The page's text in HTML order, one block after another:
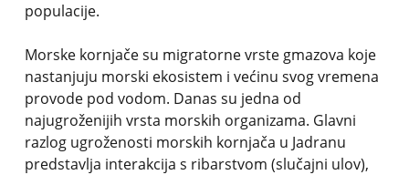
populacije.
Morske kornjače su migratorne vrste gmazova koje
nastanjuju morski ekosistem i većinu svog vremena
provode pod vodom. Danas su jedna od
najugroženijih vrsta morskih organizama. Glavni
razlog ugroženosti morskih kornjača u Jadranu
predstavlja interakcija s ribarstvom (slučajni ulov),